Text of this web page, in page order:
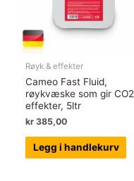
Røyk & effekter
Cameo Fast Fluid,
røykvæske som gir CO2
effekter, 5ltr
kr 385,00
Legg i handlekurv